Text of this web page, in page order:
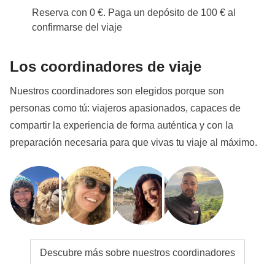
Reserva con 0 €. Paga un depósito de 100 € al
confirmarse del viaje
Los coordinadores de viaje
Nuestros coordinadores son elegidos porque son
personas como tú: viajeros apasionados, capaces de
compartir la experiencia de forma auténtica y con la
preparación necesaria para que vivas tu viaje al máximo.
Descubre más sobre nuestros coordinadores